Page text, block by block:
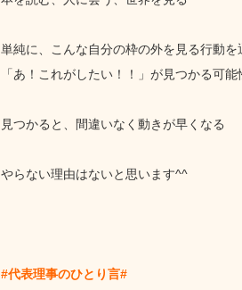
単純に、こんな自分の枠の外を見る行動を
「あ！これがしたい！！」が見つかる可能
見つかると、間違いなく動きが早くなる
やらない理由はないと思います^^
#代表理事のひとり言#